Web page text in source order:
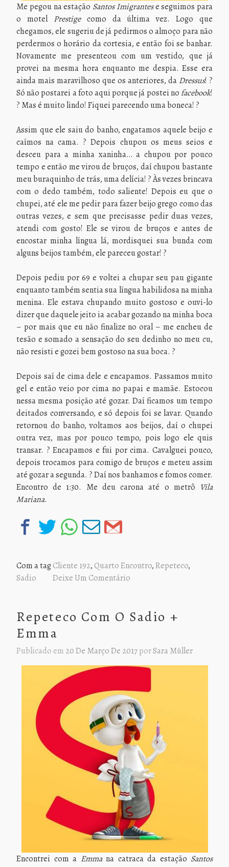
Me pegou na estação Santos Imigrantese seguimos para
o motel Prestigecomo da última vez. Logo que
chegamos, ele sugeriu de já pedirmos o almoço para não
perdermos o horário da cortesia, e então foi se banhar.
Novamente me presenteou com um vestido, que já
provei na mesma hora enquanto me despia. Esse era
ainda mais maravilhoso que os anteriores, da Dressus! ?
Só não postarei a foto aqui porque já postei no facebook!
? Mas é muito lindo! Fiquei parecendo uma boneca! ?
Assim que ele saiu do banho, engatamos aquele beijo e
caímos na cama. ? Depois chupou os meus seios e
desceu para a minha xaninha… a chupou por pouco
tempo e então me virou de bruços, daí chupou bastante
meu buraquinho de trás, uma delícia! ? Às vezes brincava
com o dedo também, todo saliente! Depois eu que o
chupei, até ele me pedir para fazer beijo grego como das
outras vezes, e sem que precisasse pedir duas vezes,
atendi com gosto! Ele se virou de bruços e antes de
encostar minha língua lá, mordisquei sua bunda com
alguns beijos também, ele pareceu gostar! ?
Depois pediu por 69 e voltei a chupar seu pau gigante
enquanto também sentia sua língua habilidosa na minha
menina. Ele estava chupando muito gostoso e ouvi-lo
dizer que daquele jeito ia acabar gozando na minha boca
– por mais que eu não finalize no oral – me encheu de
tesão e somado a sensação do seu dedinho no meu cu,
não resisti e gozei bem gostoso na sua boca. ?
Depois saí de cima dele e encapamos. Passamos muito
gel e então veio por cima no papai e mamãe. Estocou
nessa mesma posição até gozar. Daí ficamos um tempo
deitados conversando, e só depois foi se lavar. Quando
retornou do banho, voltamos aos beijos, daí o chupei
outra vez, mas por pouco tempo, pois logo ele quis
transar. ? Encapamos e fui por cima. Cavalguei pouco,
depois trocamos para comigo de bruços e meteu assim
até gozar a segunda. ? Daí nos banhamos e fomos comer.
Encontro de 1:30. Me deu carona até o metrô Vila
Mariana.
Com a tagCliente 192, Quarto Encontro,Repeteco,
Sadio
Deixe Um Comentário
Repeteco Com O Sadio +
Emma
Publicado em 20 De Março De 2017porSara Müller
Encontrei com a Emmana catraca da estação Santos